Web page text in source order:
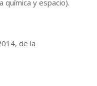
y espacio).
de la